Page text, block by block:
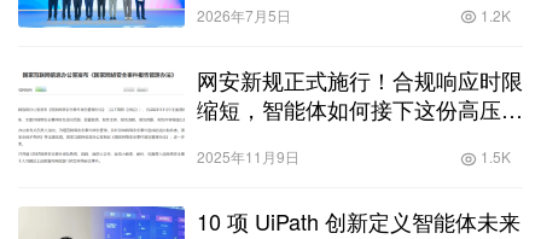
2026年7月5日 1.2K
网安新规正式施行！合规响应时限
缩短，智能体如何接下这份高压任
2025年11月9日 1.5K
10 项 UiPath 创新定义智能体未来